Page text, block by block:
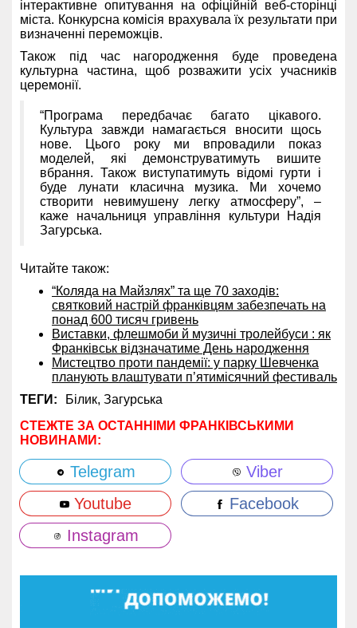
інтерактивне опитування на офіційній веб-сторінці
міста. Конкурсна комісія врахувала їх результати при
визначенні переможців.
Також під час нагородження буде проведена
культурна частина, щоб розважити усіх учасників
церемонії.
“Програма передбачає багато цікавого.
Культура завжди намагається вносити щось
нове. Цього року ми впровадили показ
моделей, які демонструватимуть вишите
вбрання. Також виступатимуть відомі гурти і
буде лунати класична музика. Ми хочемо
створити невимушену легку атмосферу”, –
каже начальниця управління культури Надія
Загурська.
Читайте також:
“Коляда на Майзлях” та ще 70 заходів:
святковий настрій франківцям забезпечать на
понад 600 тисяч гривень
Виставки, флешмоби й музичні тролейбуси : як
Франківськ відзначатиме День народження
Мистецтво проти пандемії: у парку Шевченка
планують влаштувати п’ятимісячний фестиваль
ТЕГИ:
Білик, Загурська
СТЕЖТЕ ЗА ОСТАННІМИ ФРАНКІВСЬКИМИ
НОВИНАМИ:
Telegram
Viber
Youtube
Facebook
Instagram